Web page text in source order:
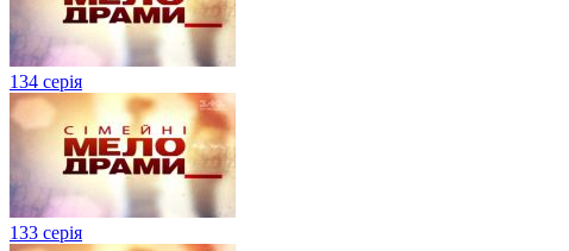
134 серiя
133 серія